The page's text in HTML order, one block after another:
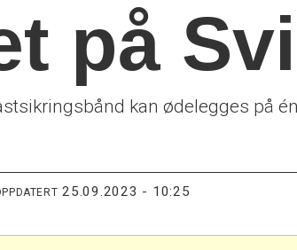
på
kan ødelegges på
25.09.2023 - 10:25